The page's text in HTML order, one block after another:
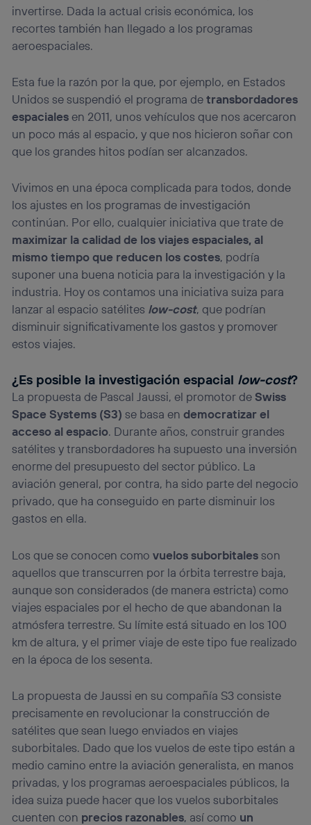
invertirse. Dada la actual crisis económica, los
recortes también han llegado a los programas
aeroespaciales.
Esta fue la razón por la que, por ejemplo, en Estados
Unidos se suspendió el programa detransbordadores
espacialesen 2011, unos vehículos que nos acercaron
un poco más al espacio, y que nos hicieron soñar con
que los grandes hitos podían ser alcanzados.
Vivimos en una época complicada para todos, donde
los ajustes en los programas de investigación
continúan. Por ello, cualquier iniciativa que trate de
maximizar la calidad de los viajes espaciales, al
mismo tiempo que reducen los costes, podría
suponer una buena noticia para la investigación y la
industria. Hoy os contamos una iniciativa suiza para
lanzar al espacio satélites low-cost, que podrían
disminuir significativamente los gastos y promover
estos viajes.
¿Es posible la investigación espacial low-cost?
La propuesta de Pascal Jaussi, el promotor deSwiss
Space Systems (S3) se basa endemocratizar el
acceso al espacio. Durante años, construir grandes
satélites y transbordadores ha supuesto una inversión
enorme del presupuesto del sector público. La
aviación general, por contra, ha sido parte del negocio
privado, que ha conseguido en parte disminuir los
gastos en ella.
Los que se conocen comovuelos suborbitalesson
aquellos que transcurren por la órbita terrestre baja,
aunque son considerados (de manera estricta) como
viajes espaciales por el hecho de que abandonan la
atmósfera terrestre. Su límite está situado en los 100
km de altura, y el primer viaje de este tipo fue realizado
en la época de los sesenta.
La propuesta de Jaussi en su compañía S3 consiste
precisamente en revolucionar la construcción de
satélites que sean luego enviados en viajes
suborbitales. Dado que los vuelos de este tipo están a
medio camino entre la aviación generalista, en manos
privadas, y los programas aeroespaciales públicos, la
idea suiza puede hacer que los vuelos suborbitales
cuenten con precios razonables, así como un
lo que cualquier persona que conecte su dispositivo y
consienta el uso de la tecnología recibirá el mismo
identificador. Típicamente:
Si utilizas una
actividades de navegación de los miembros del hogar
que hayan dado su consentimiento.
datos móviles
, el marketing será más
personalizado, ya que se basará únicamente en la
navegación del usuario del móvil.
Puedes gestionar los consentimientos Utiq seleccionando
visitando el
portal de privacidad de Utiq
(“consenthub”). Para más información, consulta
la política de privacidad de Utiq .